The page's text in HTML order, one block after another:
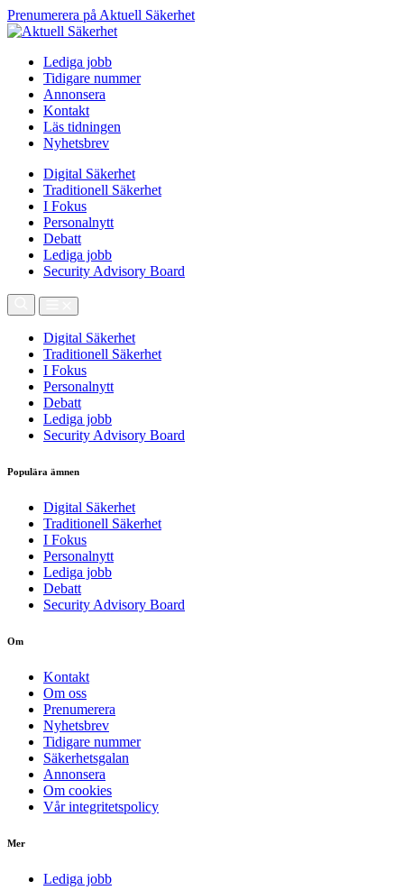
Prenumerera på Aktuell Säkerhet
Lediga jobb
Tidigare nummer
Annonsera
Kontakt
Läs tidningen
Nyhetsbrev
Digital Säkerhet
Traditionell Säkerhet
I Fokus
Personalnytt
Debatt
Lediga jobb
Security Advisory Board
Digital Säkerhet
Traditionell Säkerhet
I Fokus
Personalnytt
Debatt
Lediga jobb
Security Advisory Board
Populära ämnen
Digital Säkerhet
Traditionell Säkerhet
I Fokus
Personalnytt
Lediga jobb
Debatt
Security Advisory Board
Om
Kontakt
Om oss
Prenumerera
Nyhetsbrev
Tidigare nummer
Säkerhetsgalan
Annonsera
Om cookies
Vår integritetspolicy
Mer
Lediga jobb